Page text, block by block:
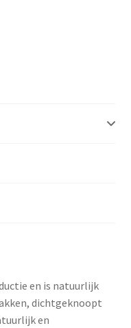
en is natuurlijk
dichtgeknoopt
en